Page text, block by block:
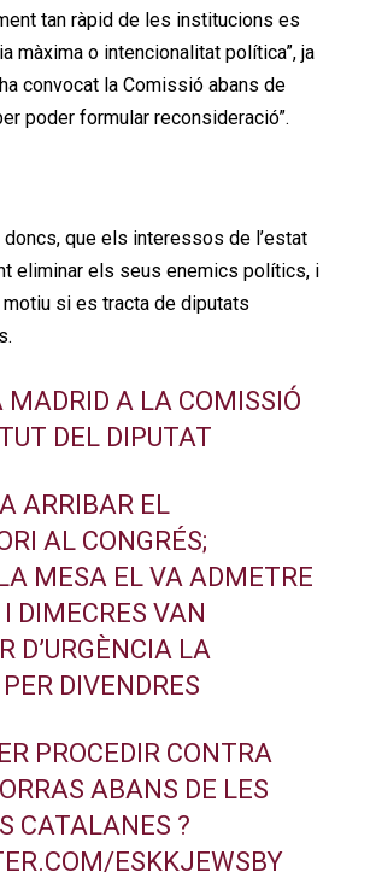
tan ràpid de les institucions es
màxima o intencionalitat política”, ja
convocat la Comissió abans de
poder formular reconsideració”.
doncs, que els interessos de l’estat
eliminar els seus enemics polítics, i
si es tracta de diputats
MADRID A LA COMISSIÓ
DEL DIPUTAT
ARRIBAR EL
AL CONGRÉS;
MESA EL VA ADMETRE
DIMECRES VAN
D’URGÈNCIA LA
DIVENDRES
PROCEDIR CONTRA
ABANS DE LES
CATALANES ?
ESKKJEWSBY